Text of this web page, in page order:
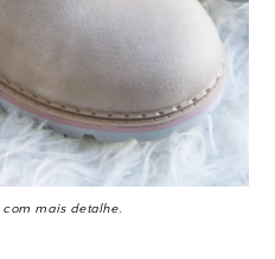
com mais detalhe.